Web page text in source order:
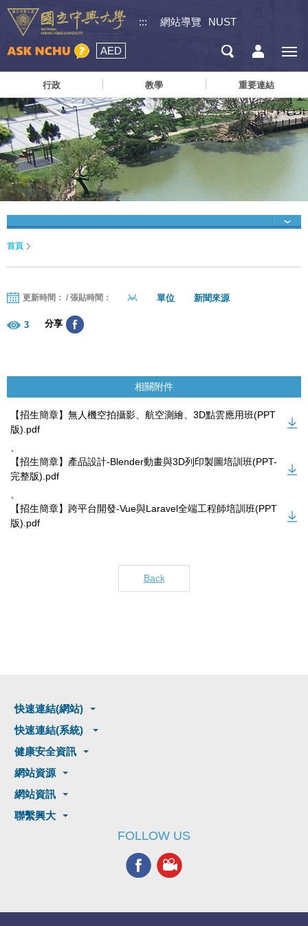
::: 網站導覽 NUST
AED
行政 教學 重要連結
首頁
更新時間： / 張貼時間： 單位 新聞來源
3 分享
相關附件
【招生簡章】無人機空拍攝影、航空測繪、3D點雲應用班(PPT
版).pdf
【招生簡章】產品設計-Blender動畫與3D列印製圖培訓班(PPT-
完整版).pdf
【招生簡章】跨平台開發-Vue與Laravel全端工程師培訓班(PPT
版).pdf
Back
快速連結(網站)
快速連結(系統)
健康安全資訊
網站資源
網站資訊
聯繫興大
FOLLOW US